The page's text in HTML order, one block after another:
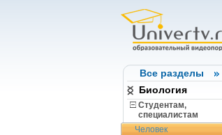
Все разделы
Биология
Студентам,
cпециалистам
Человек